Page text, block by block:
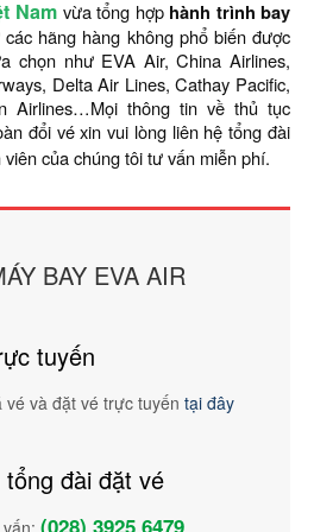
Nam vừa tổng hợphành trình bay
hãng hàng không phổ biến được
chọn như EVA Air, China Airlines,
Delta Air Lines, Cathay Pacific,
Airlines…Mọi thông tin về thủ tục
đổi vé xin vui lòng liên hệ tổng đài
viên của chúng tôi tư vấn miễn phí.
BAY EVA AIR
tuyến
vé và đặt vé trực tuyến tại đây
tổng đài đặt vé
(028) 3925 6479